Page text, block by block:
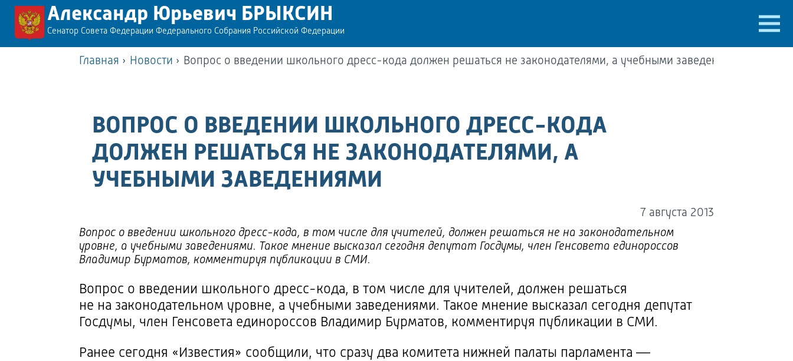
Александр Юрьевич БРЫКСИН
Сенатор Совета Федерации Федерального Собрания Российской Федерации
Главная › Новости › Вопрос о введении школьного дресс-кода должен решаться не законодателями, а учебными заведениями
ВОПРОС О ВВЕДЕНИИ ШКОЛЬНОГО ДРЕСС-КОДА
ДОЛЖЕН РЕШАТЬСЯ НЕ ЗАКОНОДАТЕЛЯМИ, А
УЧЕБНЫМИ ЗАВЕДЕНИЯМИ
7 августа 2013
Вопрос о введении школьного дресс-кода, в том числе для учителей, должен решаться не на законодательном
уровне, а учебными заведениями. Такое мнение высказал сегодня депутат Госдумы, член Генсовета единороссов
Владимир Бурматов, комментируя публикации в СМИ.
Вопрос о введении школьногодресс-кода, в том числе для учителей, должен решаться
не на законодательном уровне, а учебными заведениями. Такое мнение высказал сегодня депутат
Госдумы, член Генсовета единороссов Владимир Бурматов, комментируя публикации в СМИ.
Ранее сегодня «Известия» сообщили, что сразу два комитета нижней палаты парламента —